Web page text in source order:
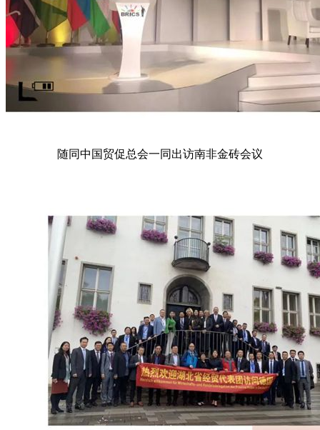
随同中国贸促总会一同出访南非金砖会议